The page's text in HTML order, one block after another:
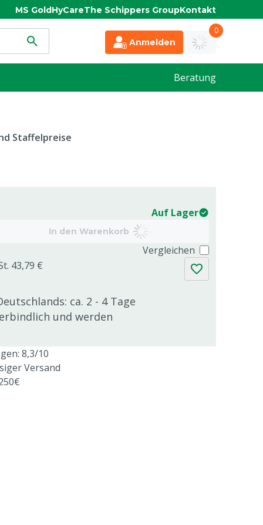
MS GoldHyCareThe Schippers GroupKontakt
Anmelden
0
Beratung
Auf Lager
In den Warenkorb
43,79 €
ca. 2 - 4 Tage
und werden
Vergleichen
Staffelpreise
8,3/10
Versand